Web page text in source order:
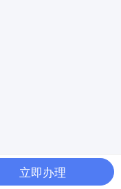
立即办理